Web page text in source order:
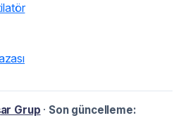
Grup · Son güncelleme: